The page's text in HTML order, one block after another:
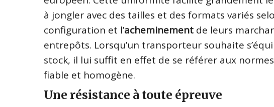
à jongler avec des tailles et des formats variés
configuration et l’acheminement de leurs
entrepôts. Lorsqu’un transporteur souhaite
stock, il lui suffit en effet de se référer aux
fiable et homogène.
Une résistance à toute épreuve